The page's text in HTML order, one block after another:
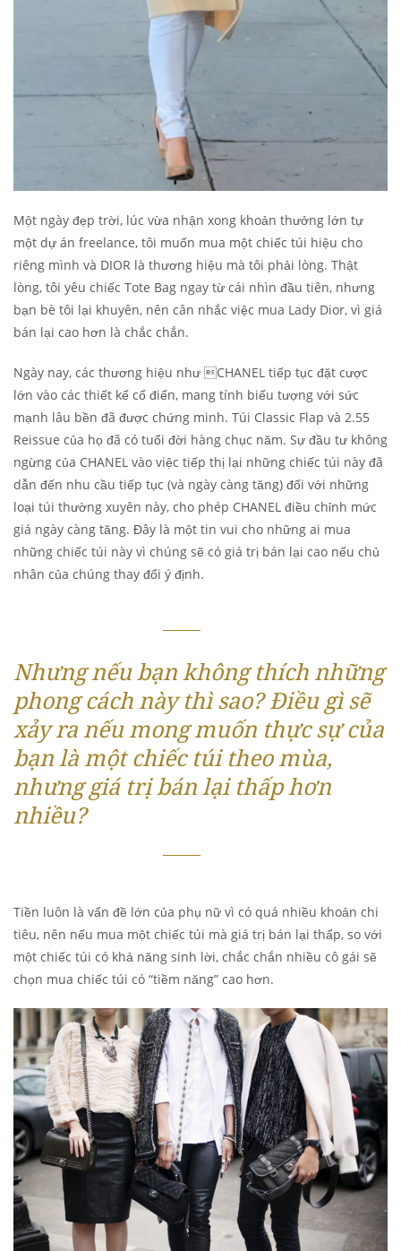
Một ngày đẹp trời, lúc vừa nhận xong khoản thưởng lớn tự
một dự án freelance, tôi muốn mua một chiếc túi hiệu cho
riêng mình và DIOR là thương hiệu mà tôi phải lòng. Thật
lòng, tôi yêu chiếc Tote Bag ngay từ cái nhìn đầu tiên, nhưng
bạn bè tôi lại khuyên, nên cân nhắc việc mua Lady Dior, vì giá
bán lại cao hơn là chắc chắn.
Ngày nay, các thương hiệu như CHANEL tiếp tục đặt cược
lớn vào các thiết kế cổ điển, mang tính biểu tượng với sức
mạnh lâu bền đã được chứng minh. Túi Classic Flap và 2.55
Reissue của họ đã có tuổi đời hàng chục năm. Sự đầu tư không
ngừng của CHANEL vào việc tiếp thị lại những chiếc túi này đã
dẫn đến nhu cầu tiếp tục (và ngày càng tăng) đối với những
loại túi thường xuyên này, cho phép CHANEL điều chỉnh mức
giá ngày càng tăng. Đây là một tin vui cho những ai mua
những chiếc túi này vì chúng sẽ có giá trị bán lại cao nếu chủ
nhân của chúng thay đổi ý định.
Nhưng nếu bạn không thích những
phong cách này thì sao? Điều gì sẽ
xảy ra nếu mong muốn thực sự của
bạn là một chiếc túi theo mùa,
nhưng giá trị bán lại thấp hơn
nhiều?
Tiền luôn là vấn đề lớn của phụ nữ vì có quá nhiều khoản chi
tiêu, nên nếu mua một chiếc túi mà giá trị bán lại thấp, so với
một chiếc túi có khả năng sinh lời, chắc chắn nhiều cô gái sẽ
chọn mua chiếc túi có “tiềm năng” cao hơn.